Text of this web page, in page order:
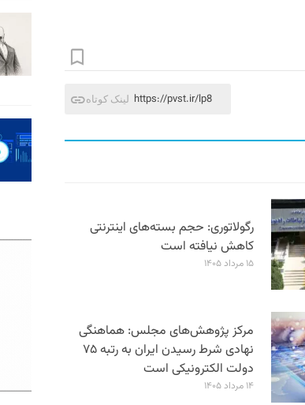
لینک کوتاه https://pvst.ir/lp8
رگولاتوری: حجم بسته‌های اینترنتی
کاهش نیافته است
۱۵ مرداد ۱۴۰۵
مرکز پژوهش‌های مجلس: هماهنگی
نهادی شرط رسیدن ایران به رتبه ۷۵
دولت الکترونیکی است
۱۴ مرداد ۱۴۰۵